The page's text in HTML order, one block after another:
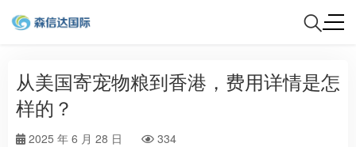
从美国寄宠物粮到香港，费用详情是怎
样的？
2025 年 6 月 28 日 334